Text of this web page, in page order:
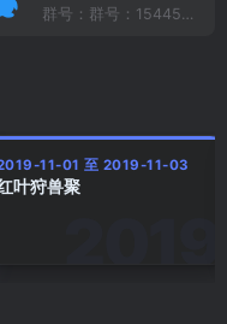
群号：群号：154459895
11-01 至 2019-11-03
叶狩兽聚